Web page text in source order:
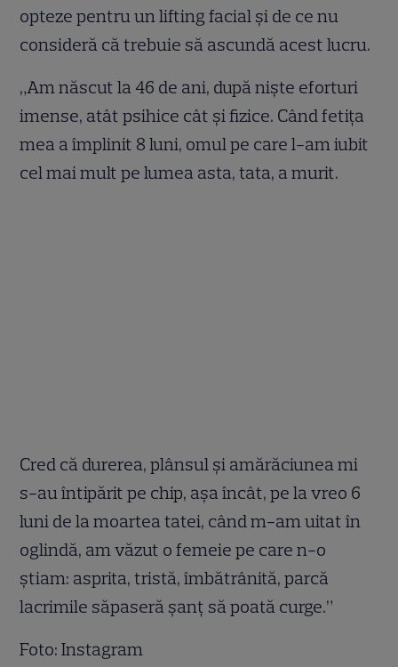
opteze pentru un lifting facial și de ce nu
consideră că trebuie să ascundă acest lucru.
„Am născut la 46 de ani, după niște eforturi
imense, atât psihice cât și fizice. Când fetița
mea a împlinit 8 luni, omul pe care l-am iubit
cel mai mult pe lumea asta, tata, a murit.
Cred că durerea, plânsul și amărăciunea mi
s-au întipărit pe chip, așa încât, pe la vreo 6
luni de la moartea tatei, când m-am uitat în
oglindă, am văzut o femeie pe care n-o
știam: asprita, tristă, îmbătrânită, parcă
lacrimile săpaseră șanț să poată curge.”
Foto: Instagram